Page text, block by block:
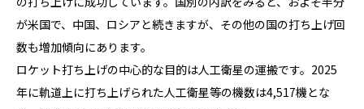
が米国で、中国、ロシアと続きますが、その他の国の打ち上げ回
数も増加傾向にあります。
ロケット打ち上げの中心的な目的は人工衛星の運搬です。2025
年に軌道上に打ち上げられた人工衛星等の機数は4,517機とな